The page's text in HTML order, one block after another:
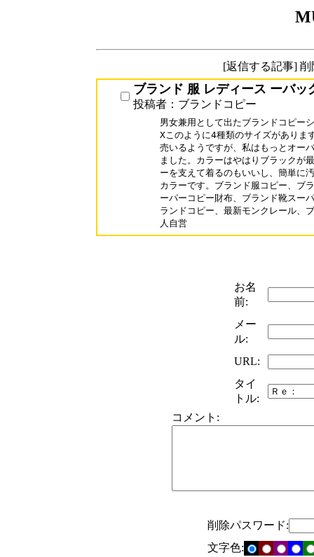
[返信する記事]
ブランド 服 レディース ーバッ
投稿者：ブランドコピー
男女兼用として出たブランドコピー
Xこのように4種類のサイズがありま
売いるようですが、私はもっとオ
ました。カラーはやはりブラックが
ーを支えて着るのもいいし、簡単に
カラーです。ブランド服コピー、
ーパーコピー財布、ブランド靴スー
ランドコピー、最新モンクレール、
人自営
お名
前:
メー
ル:
URL:
タイ
トル:
コメント:
削除パスワード:
文字色: